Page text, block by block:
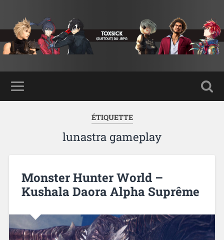
ÉTIQUETTE
lunastra gameplay
Monster Hunter World –
Kushala Daora Alpha Suprême